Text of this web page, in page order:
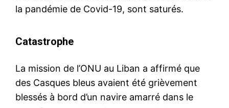
la pandémie de Covid-19, sont saturés.
Catastrophe
La mission de l’ONU au Liban a affirmé que
des Casques bleus avaient été grièvement
blessés à bord d’un navire amarré dans le